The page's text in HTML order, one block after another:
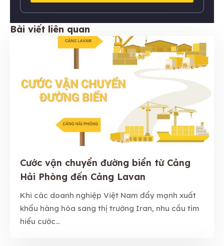
Bài viết liên quan
Cước vận chuyển đường biển từ Cảng
Hải Phòng đến Cảng Lavan
Khi các doanh nghiệp Việt Nam đẩy mạnh xuất
khẩu hàng hóa sang thị trường Iran, nhu cầu tìm
hiểu cước...